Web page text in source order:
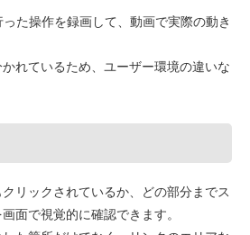
た操作を録画して、動画で実際の動き
れているため、ユーザー環境の違いな
リックされているか、どの部分までス
面で視覚的に確認できます。